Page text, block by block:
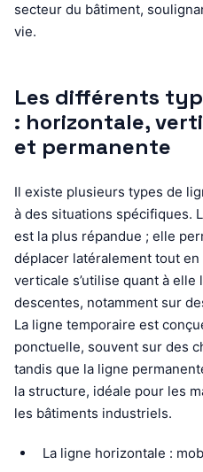
secteur du bâtiment,
vie.
Les différents
: horizontale,
et permanente
Il existe plusieurs types de
à des situations spécifiques.
est la plus répandue ; elle
déplacer latéralement tout
verticale s’utilise quant à elle
descentes, notamment sur
La ligne temporaire est
ponctuelle, souvent sur des
tandis que la ligne
la structure, idéale pour les
les bâtiments industriels.
La ligne horizontale :